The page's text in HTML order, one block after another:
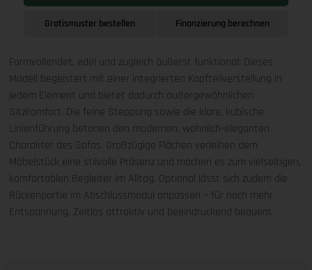
Gratismuster bestellen Finanzierung berechnen
Formvollendet, edel und zugleich äußerst funktional: Dieses
Modell begeistert mit einer integrierten Kopfteilverstellung in
jedem Element und bietet dadurch außergewöhnlichen
Sitzkomfort. Die feine Steppung sowie die klare, kubische
Linienführung betonen den modernen, wohnlich-eleganten
Charakter des Sofas. Großzügige Flächen verleihen dem
Möbelstück eine stilvolle Präsenz und machen es zum vielseitigen,
komfortablen Begleiter im Alltag. Optional lässt sich zudem die
Rückenpartie im Abschlussmodul anpassen – für noch mehr
Entspannung. Zeitlos attraktiv und beeindruckend bequem.